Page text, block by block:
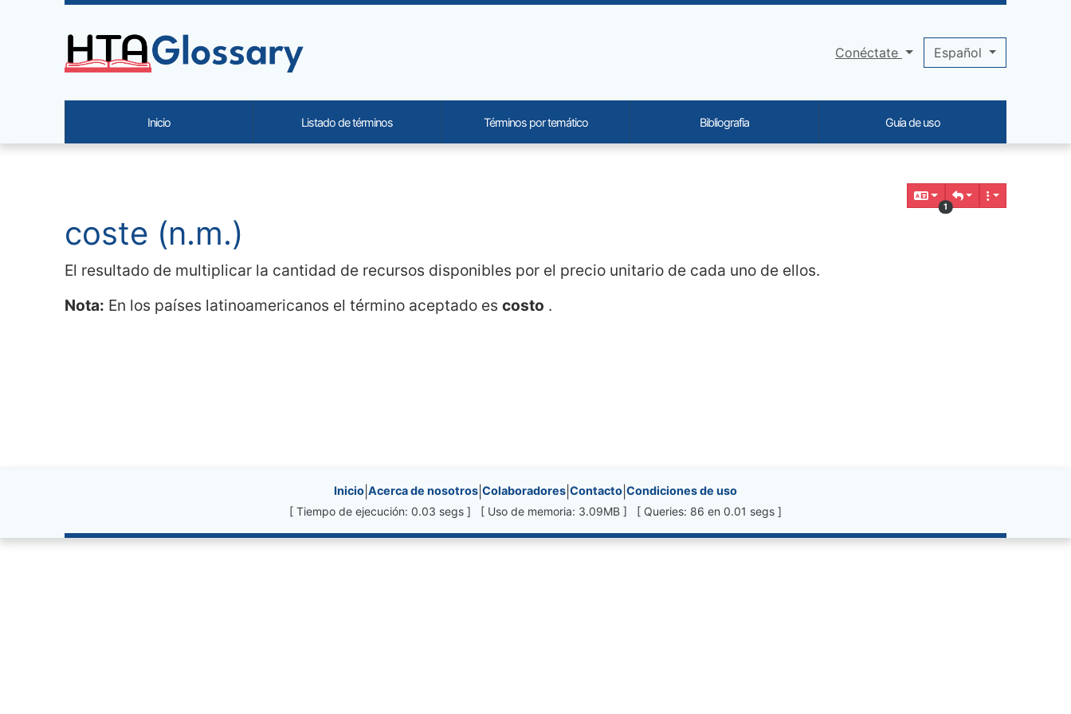
Navigation and related functionality and content
1
coste (n.m.)
El resultado de multiplicar la cantidad de recursos disponibles por el precio unitario de cada uno de ellos.
Nota: En los países latinoamericanos el término aceptado es costo .
Site information, links, etc.
Inicio Acerca de nosotros Colaboradores Contacto Condiciones de uso
[ Tiempo de ejecución: 0.03 segs ] [ Uso de memoria: 3.09MB ] [ Queries: 86 en 0.01 segs ]
Site identity, navigation, etc.
Conéctate Español
Inicio Listado de términos Términos por temático Bibliografia Guía de uso